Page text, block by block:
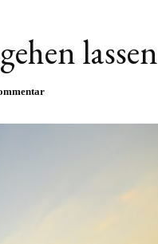
lassen
zu
das